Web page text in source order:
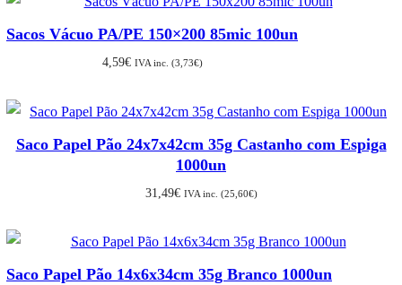
Sacos Vácuo PA/PE 150×200 85mic 100un
4,59€ IVA inc. (3,73€)
Saco Papel Pão 24x7x42cm 35g Castanho com Espiga
1000un
31,49€ IVA inc. (25,60€)
Saco Papel Pão 14x6x34cm 35g Branco 1000un